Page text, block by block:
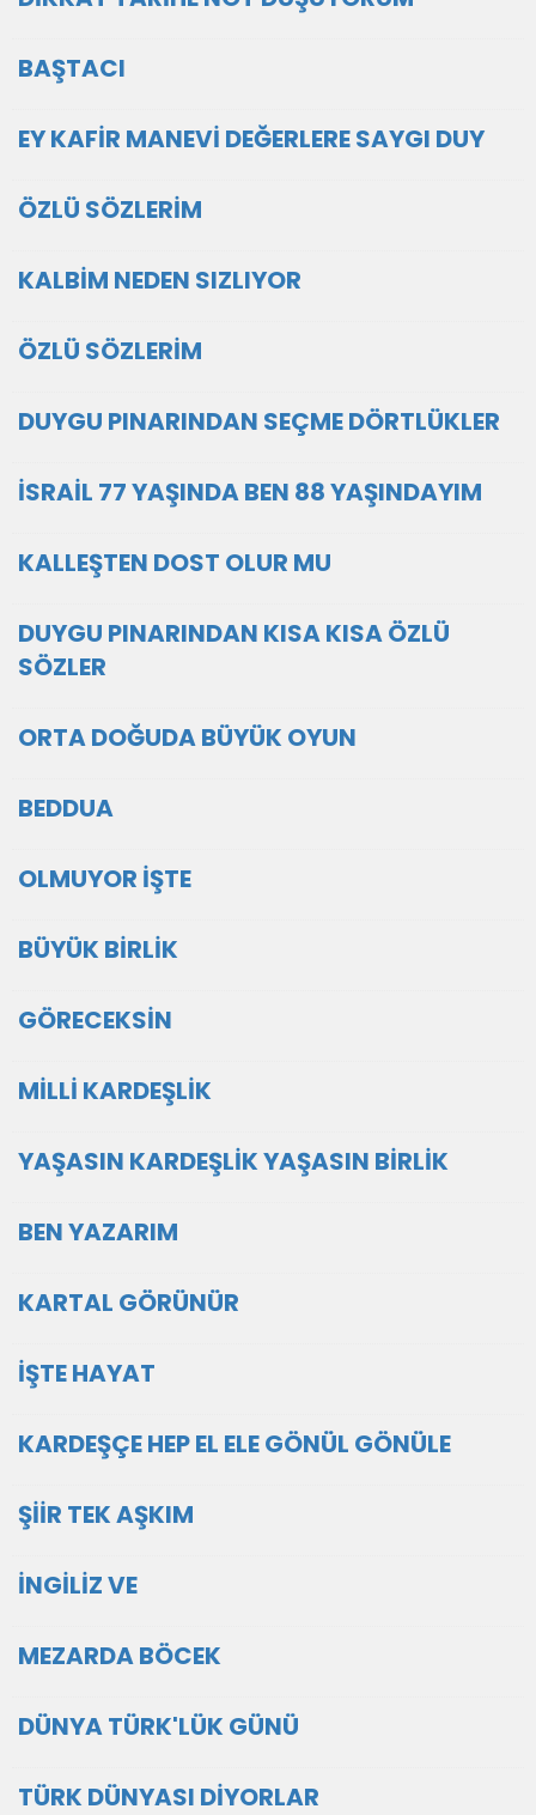
BAŞTACI
EY KAFİR MANEVİ DEĞERLERE SAYGI DUY
ÖZLÜ SÖZLERİM
KALBİM NEDEN SIZLIYOR
ÖZLÜ SÖZLERİM
DUYGU PINARINDAN SEÇME DÖRTLÜKLER
İSRAİL 77 YAŞINDA BEN 88 YAŞINDAYIM
KALLEŞTEN DOST OLUR MU
DUYGU PINARINDAN KISA KISA ÖZLÜ
SÖZLER
ORTA DOĞUDA BÜYÜK OYUN
BEDDUA
OLMUYOR İŞTE
BÜYÜK BİRLİK
GÖRECEKSİN
MİLLİ KARDEŞLİK
YAŞASIN KARDEŞLİK YAŞASIN BİRLİK
BEN YAZARIM
KARTAL GÖRÜNÜR
İŞTE HAYAT
KARDEŞÇE HEP EL ELE GÖNÜL GÖNÜLE
ŞİİR TEK AŞKIM
İNGİLİZ VE
MEZARDA BÖCEK
DÜNYA TÜRK'LÜK GÜNÜ
TÜRK DÜNYASI DİYORLAR